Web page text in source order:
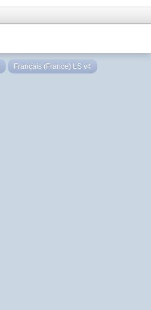
Français (France) LS v4